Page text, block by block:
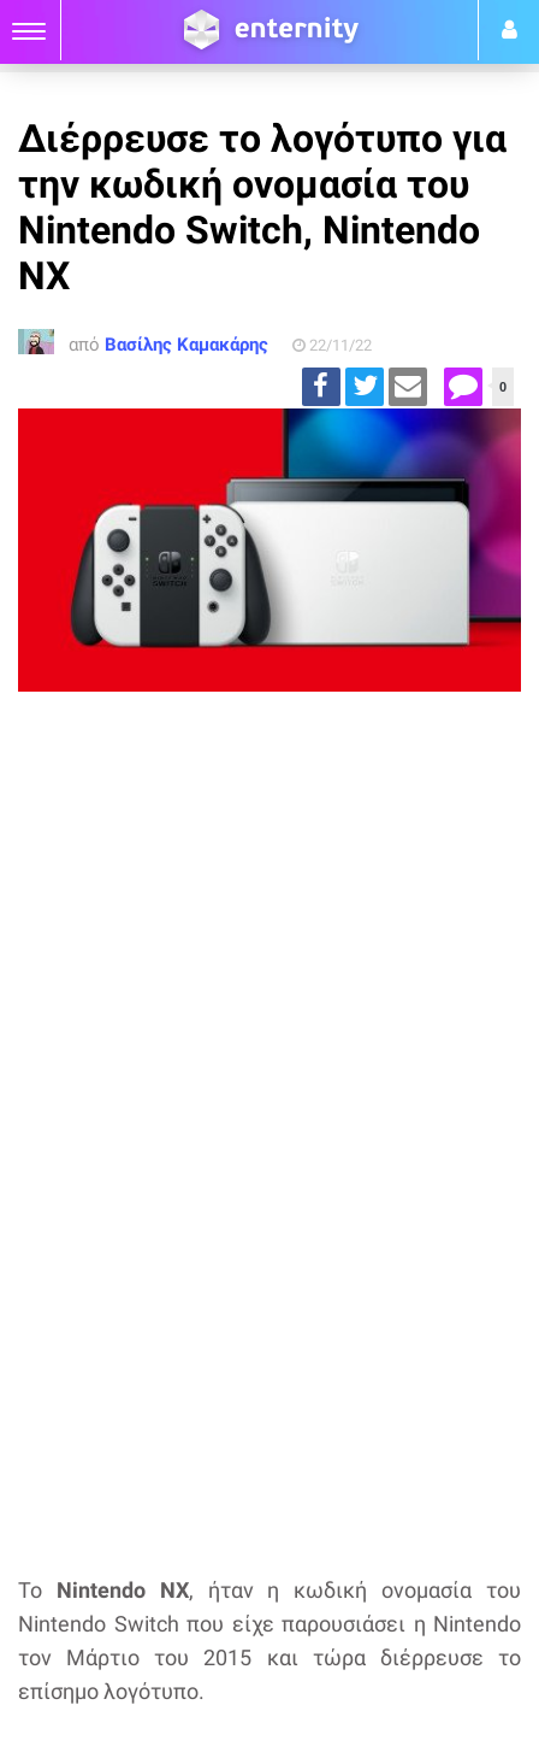
Διέρρευσε το λογότυπο για
την κωδική ονομασία του
Nintendo Switch, Nintendo
NX
από Βασίλης Καμακάρης 22/11/22
0
Το Nintendo NX, ήταν η κωδική ονομασία του
Nintendo Switch που είχε παρουσιάσει η Nintendo
τον Μάρτιο του 2015 και τώρα διέρρευσε το
επίσημο λογότυπο.